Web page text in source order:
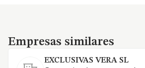
Empresas similares
Empresas similares
EXCLUSIVAS VERA SL